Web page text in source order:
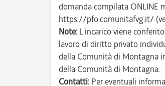
domanda compilata ONLINE
https://pfo.comunitafvg.it/
Note: L'incarico viene
lavoro di diritto privato
della Comunità di Montagna
della Comunità di Montagna.
Contatti: Per eventuali